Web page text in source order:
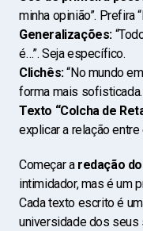
minha opinião”. Prefira
Generalizações:
é…”. Seja específico.
Clichês:“No mundo
forma mais sofisticada.
Texto “Colcha de
explicar a relação entre
Começar a redação
intimidador, mas é um
Cada texto escrito é
universidade dos seus